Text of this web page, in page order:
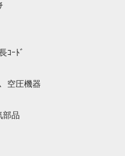
ｺｰﾄﾞ
空圧機器
部品